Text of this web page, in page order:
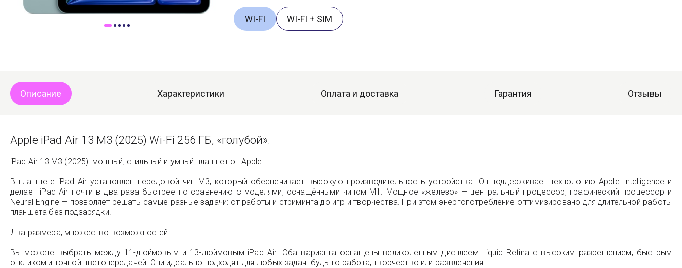
WI-FI WI-FI + SIM
Описание Характеристики Оплата и доставка Гарантия Отзывы
Apple iPad Air 13 M3 (2025) Wi-Fi 256 ГБ, «голубой».
iPad Air 13 M3 (2025): мощный, стильный и умный планшет от Apple
В планшете iPad Air установлен передовой чип M3, который обеспечивает высокую производительность устройства. Он поддерживает технологию Apple Intelligence и
делает iPad Air почти в два раза быстрее по сравнению с моделями, оснащёнными чипом M1. Мощное «железо» — центральный процессор, графический процессор и
Neural Engine — позволяет решать самые разные задачи: от работы и стриминга до игр и творчества. При этом энергопотребление оптимизировано для длительной работы
планшета без подзарядки.
Два размера, множество возможностей
Вы можете выбрать между 11-дюймовым и 13-дюймовым iPad Air. Оба варианта оснащены великолепным дисплеем Liquid Retina с высоким разрешением, быстрым
откликом и точной цветопередачей. Они идеально подходят для любых задач: будь то работа, творчество или развлечения.